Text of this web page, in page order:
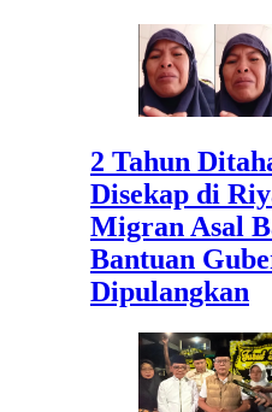
2 Tahun
Disekap di
Migran Asal
Bantuan
Dipulangkan